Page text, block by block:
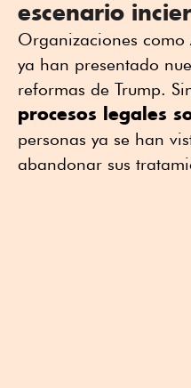
escenario
Organizaciones como
ya han presentado
reformas de Trump.
procesos legales
personas ya se han
abandonar sus